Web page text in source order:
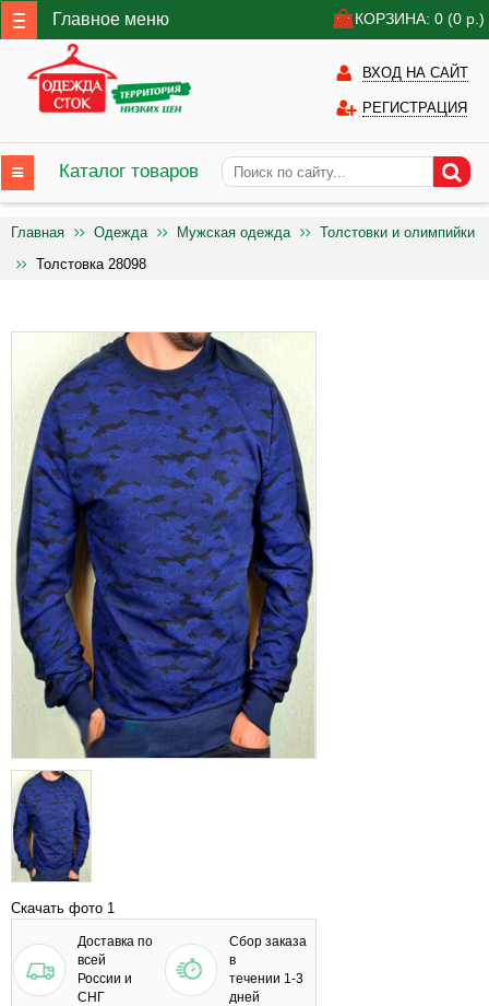
Главное меню КОРЗИНА: 0 (0 р.)
ВХОД НА САЙТ
РЕГИСТРАЦИЯ
Каталог товаров
Главная Одежда Мужская одежда
Толстовки и олимпийки
Толстовка 28098
Скачать фото 1
Доставка по
всей
России и
СНГ
Сбор заказа
в
течении 1-3
дней